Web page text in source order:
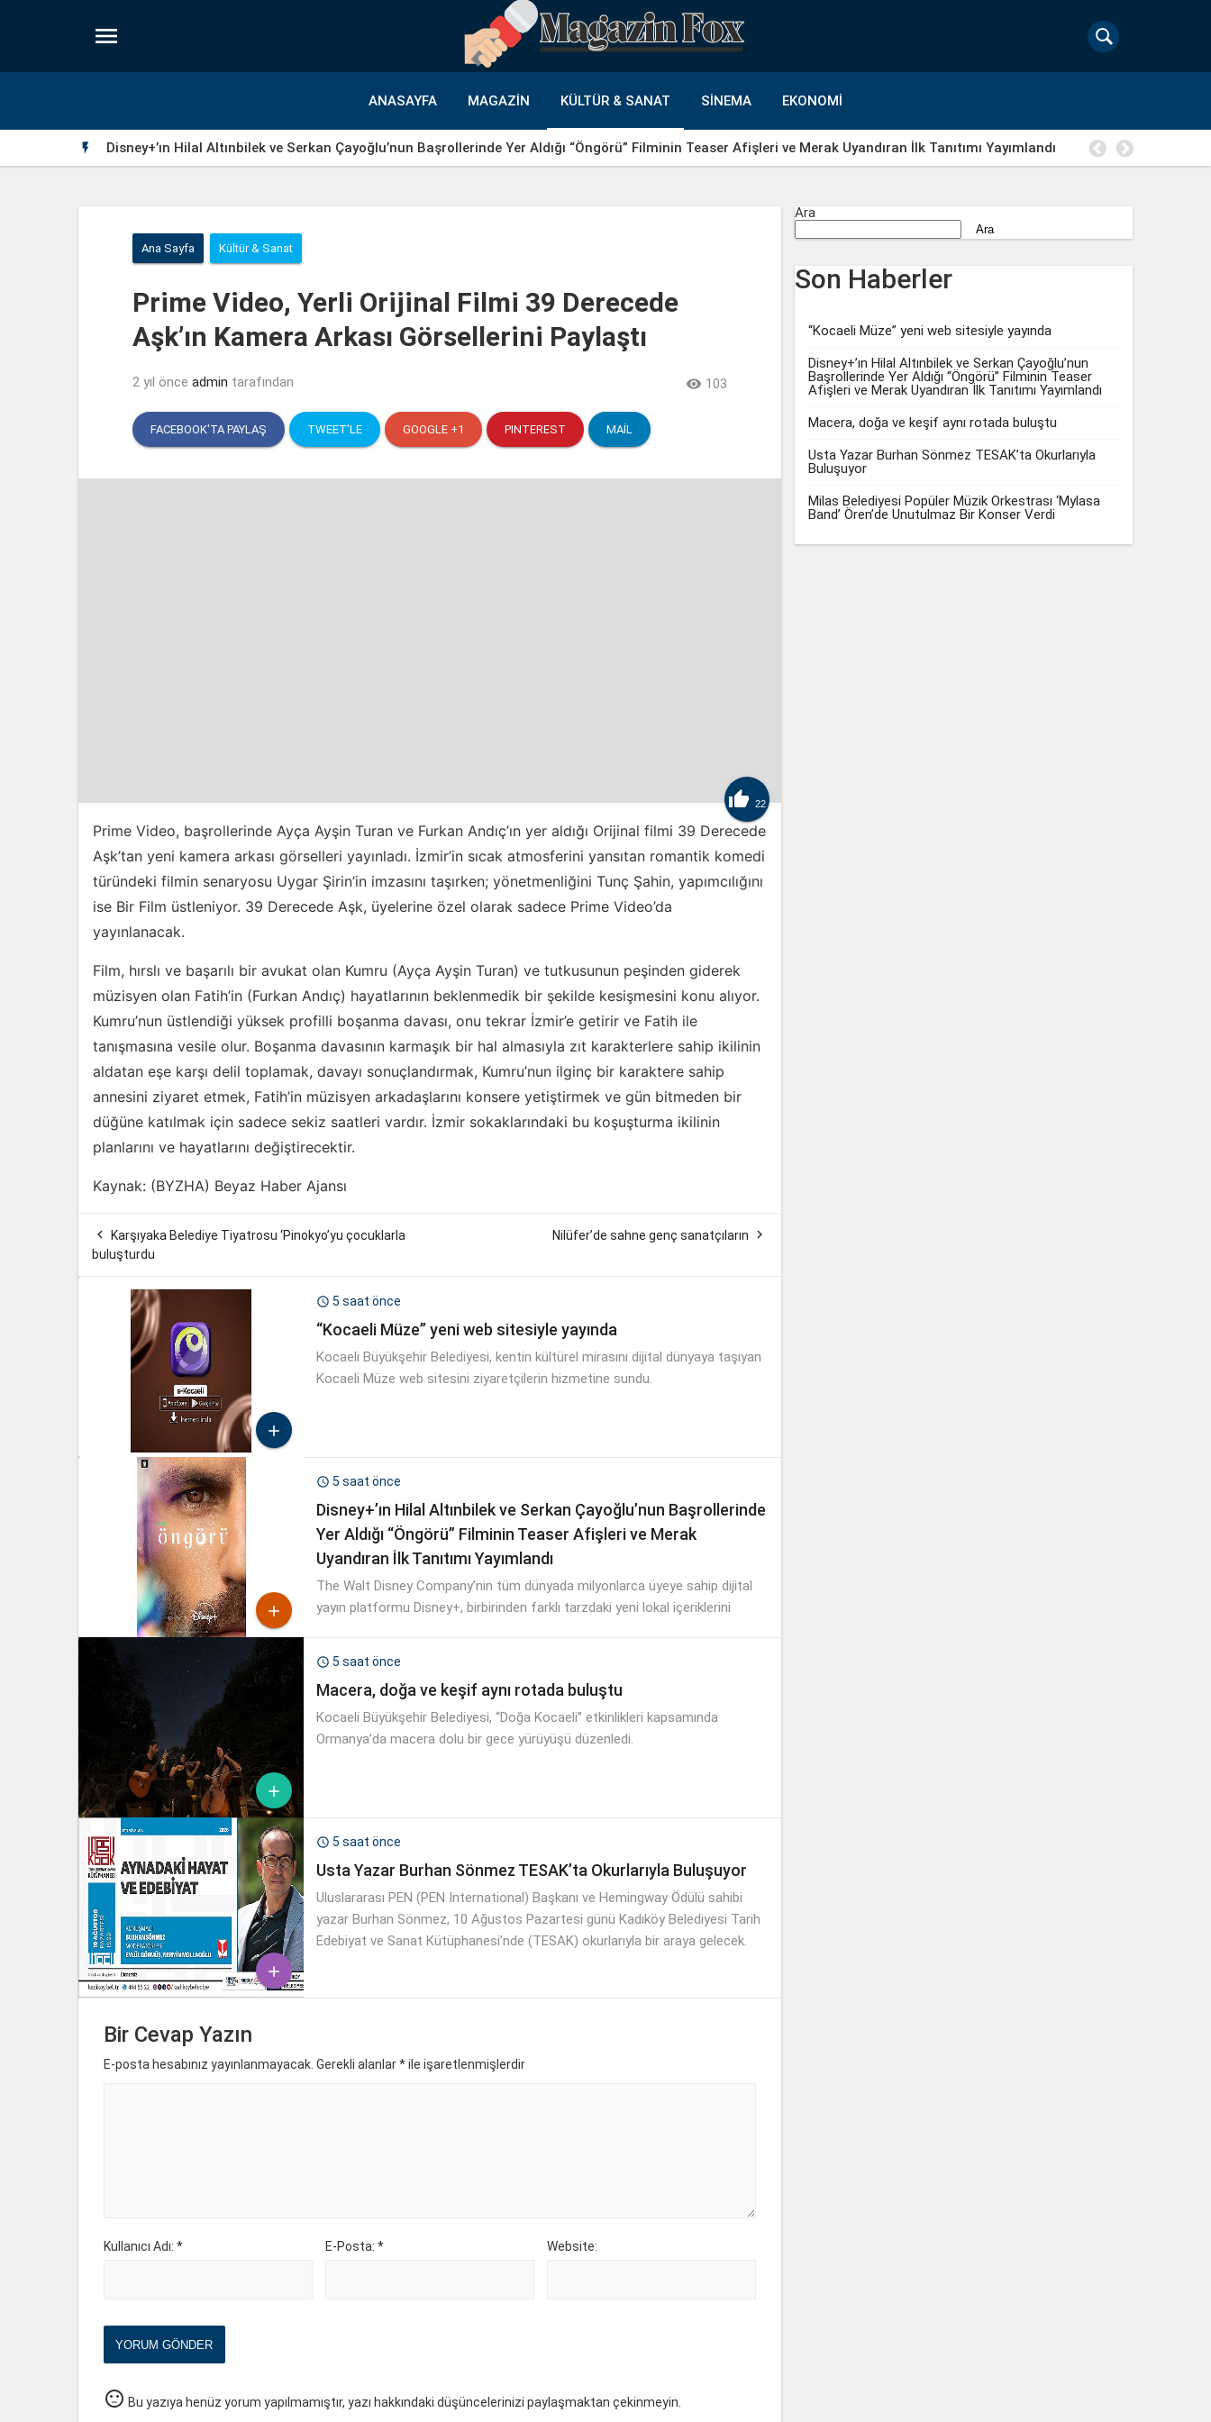

ANASAYFA MAGAZIN KÜLTÜR & SANAT SINEMA EKONOMI
 Disney+’ın Hilal Altınbilek ve Serkan Çayoğlu’nun Başrollerinde Yer Aldığı “Öngörü” Filminin Teaser Afişleri ve Merak Uyandıran İlk Tanıtımı Yayımlandı
Ana Sayfa Kültür & Sanat
Prime Video, Yerli Orijinal Filmi 39 Derecede
Aşk’ın Kamera Arkası Görsellerini Paylaştı
2 yıl önce admin tarafından  103
FACEBOOK'TA PAYLAŞ TWEET'LE GOOGLE +1 PINTEREST MAIL
 22
Prime Video, başrollerinde Ayça Ayşin Turan ve Furkan Andıç’ın yer aldığı Orijinal filmi 39 Derecede
Aşk’tan yeni kamera arkası görselleri yayınladı. İzmir’in sıcak atmosferini yansıtan romantik komedi
türündeki filmin senaryosu Uygar Şirin’in imzasını taşırken; yönetmenliğini Tunç Şahin, yapımcılığını
ise Bir Film üstleniyor. 39 Derecede Aşk, üyelerine özel olarak sadece Prime Video’da
yayınlanacak.
Film, hırslı ve başarılı bir avukat olan Kumru (Ayça Ayşin Turan) ve tutkusunun peşinden giderek
müzisyen olan Fatih’in (Furkan Andıç) hayatlarının beklenmedik bir şekilde kesişmesini konu alıyor.
Kumru’nun üstlendiği yüksek profilli boşanma davası, onu tekrar İzmir’e getirir ve Fatih ile
tanışmasına vesile olur. Boşanma davasının karmaşık bir hal almasıyla zıt karakterlere sahip ikilinin
aldatan eşe karşı delil toplamak, davayı sonuçlandırmak, Kumru’nun ilginç bir karaktere sahip
annesini ziyaret etmek, Fatih’in müzisyen arkadaşlarını konsere yetiştirmek ve gün bitmeden bir
düğüne katılmak için sadece sekiz saatleri vardır. İzmir sokaklarındaki bu koşuşturma ikilinin
planlarını ve hayatlarını değiştirecektir.
Kaynak: (BYZHA) Beyaz Haber Ajansı

Karşıyaka Belediye Tiyatrosu ‘Pinokyo’yu çocuklarla
buluşturdu
Nilüfer’de sahne genç sanatçıların 

 5 saat önce
“Kocaeli Müze” yeni web sitesiyle yayında
Kocaeli Büyükşehir Belediyesi, kentin kültürel mirasını dijital dünyaya taşıyan
Kocaeli Müze web sitesini ziyaretçilerin hizmetine sundu.

 5 saat önce
Disney+’ın Hilal Altınbilek ve Serkan Çayoğlu’nun Başrollerinde
Yer Aldığı “Öngörü” Filminin Teaser Afişleri ve Merak
Uyandıran İlk Tanıtımı Yayımlandı
The Walt Disney Company’nin tüm dünyada milyonlarca üyeye sahip dijital
yayın platformu Disney+, birbirinden farklı tarzdaki yeni lokal içeriklerini

 5 saat önce
Macera, doğa ve keşif aynı rotada buluştu
Kocaeli Büyükşehir Belediyesi, “Doğa Kocaeli” etkinlikleri kapsamında
Ormanya’da macera dolu bir gece yürüyüşü düzenledi.

 5 saat önce
Usta Yazar Burhan Sönmez TESAK’ta Okurlarıyla Buluşuyor
Uluslararası PEN (PEN International) Başkanı ve Hemingway Ödülü sahibi
yazar Burhan Sönmez, 10 Ağustos Pazartesi günü Kadıköy Belediyesi Tarih
Edebiyat ve Sanat Kütüphanesi’nde (TESAK) okurlarıyla bir araya gelecek.
Bir Cevap Yazın
E-posta hesabınız yayınlanmayacak. Gerekli alanlar*ile işaretlenmişlerdir
Kullanıcı Adı: * E-Posta: * Website:
YORUM GÖNDER
sentiment_neutral Bu yazıya henüz yorum yapılmamıştır, yazı hakkındaki düşüncelerinizi paylaşmaktan çekinmeyin.
Ara
Ara
Son Haberler
“Kocaeli Müze” yeni web sitesiyle yayında
Disney+’ın Hilal Altınbilek ve Serkan Çayoğlu’nun
Başrollerinde Yer Aldığı “Öngörü” Filminin Teaser
Afişleri ve Merak Uyandıran İlk Tanıtımı Yayımlandı
Macera, doğa ve keşif aynı rotada buluştu
Usta Yazar Burhan Sönmez TESAK’ta Okurlarıyla
Buluşuyor
Milas Belediyesi Popüler Müzik Orkestrası ‘Mylasa
Band’ Ören’de Unutulmaz Bir Konser Verdi